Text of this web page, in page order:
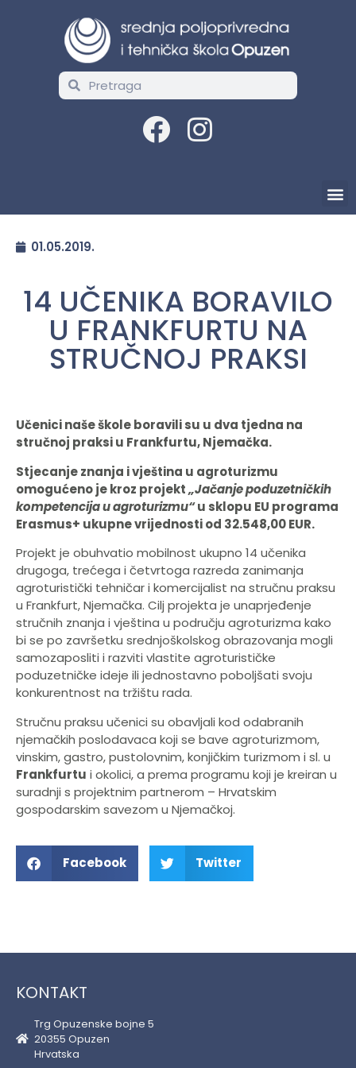
01.05.2019.
14 UČENIKA BORAVILO
U FRANKFURTU NA
STRUČNOJ PRAKSI
Učenici naše škole boravili su u dva tjedna na
stručnoj praksi u Frankfurtu, Njemačka.
Stjecanje znanja i vještina u agroturizmu
omogućeno je kroz projekt„Jačanje poduzetničkih
kompetencija u agroturizmu“u sklopu EU programa
Erasmus+ ukupne vrijednosti od 32.548,00 EUR.
Projekt je obuhvatio mobilnost ukupno 14 učenika
drugoga, trećega i četvrtoga razreda zanimanja
agroturistički tehničar i komercijalist na stručnu praksu
u Frankfurt, Njemačka. Cilj projekta je unaprjeđenje
stručnih znanja i vještina u području agroturizma kako
bi se po završetku srednjoškolskog obrazovanja mogli
samozaposliti i razviti vlastite agroturističke
poduzetničke ideje ili jednostavno poboljšati svoju
konkurentnost na tržištu rada.
Stručnu praksu učenici su obavljali kod odabranih
njemačkih poslodavaca koji se bave agroturizmom,
vinskim, gastro, pustolovnim, konjičkim turizmom i sl. u
Frankfurtu i okolici, a prema programu koji je kreiran u
suradnji s projektnim partnerom – Hrvatskim
gospodarskim savezom u Njemačkoj.
Facebook Twitter
KONTAKT
Trg Opuzenske bojne 5
20355 Opuzen
Hrvatska